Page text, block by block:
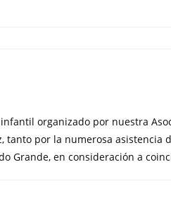
organizado por nuestra
por la numerosa asistencia
Grande, en consideración a